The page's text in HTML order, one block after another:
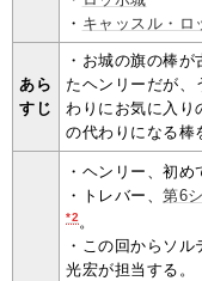
・ キャッスル・ロ
あら
すじ
・お城の旗の棒
たヘンリーだが、
わりにお気に入り
の代わりになる棒
・ヘンリー、初
・トレバー、第6
*2。
・この回からソ
光宏が担当する。